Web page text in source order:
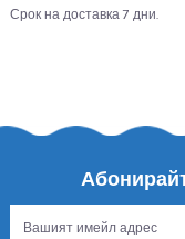
Срок на доставка 7 дни.